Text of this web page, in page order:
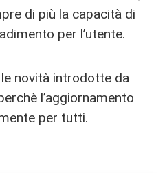
di più la capacità di
per l’utente.
novità introdotte da
l’aggiornamento
per tutti.